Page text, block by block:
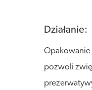
Działanie:
Opakowanie
pozwoli